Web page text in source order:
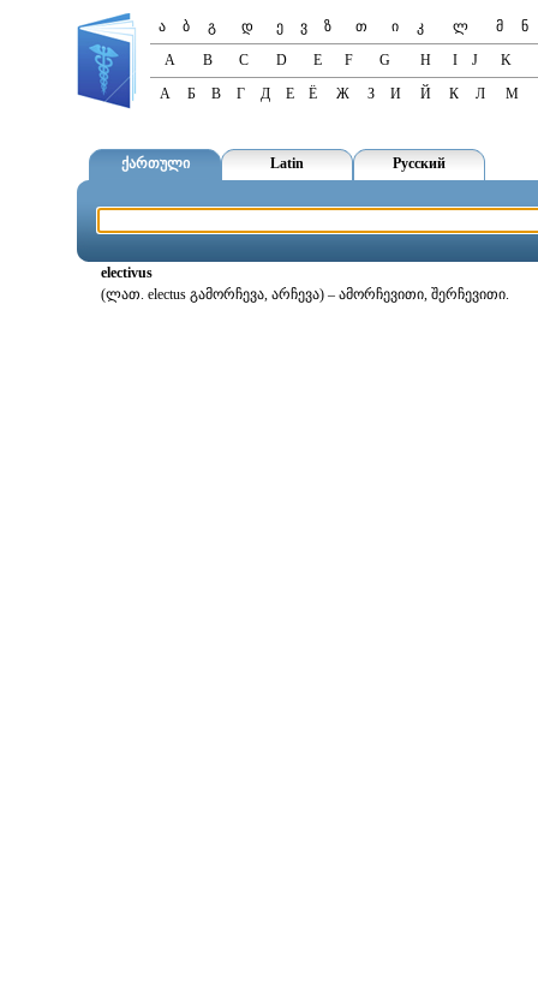
ა ბ გ დ ე ვ ზ თ ი კ ლ მ
ნ
A
B C D E F G H I J
K
А
Б В Г Д Е Ё Ж З И Й К Л М
ქართული Latin Русский
electivus
(ლათ. electus გამორჩევა, არჩევა) – ამორჩევითი, შერჩევითი.